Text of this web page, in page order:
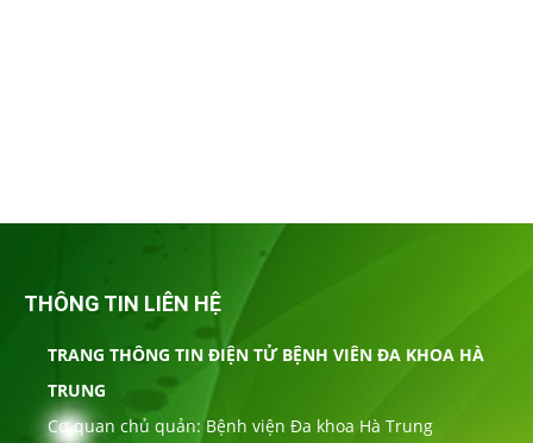
THÔNG TIN LIÊN HỆ
TRANG THÔNG TIN ĐIỆN TỬ BỆNH VIÊN ĐA KHOA HÀ
TRUNG
Cơ quan chủ quản: Bệnh viện Đa khoa Hà Trung